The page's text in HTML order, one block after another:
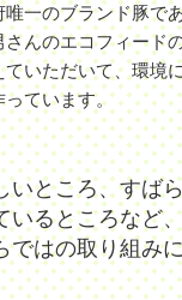
一のブランド豚で
んのエコフィード
いただいて、環境
ています。
いところ、すば
いるところなど
ではの取り組み